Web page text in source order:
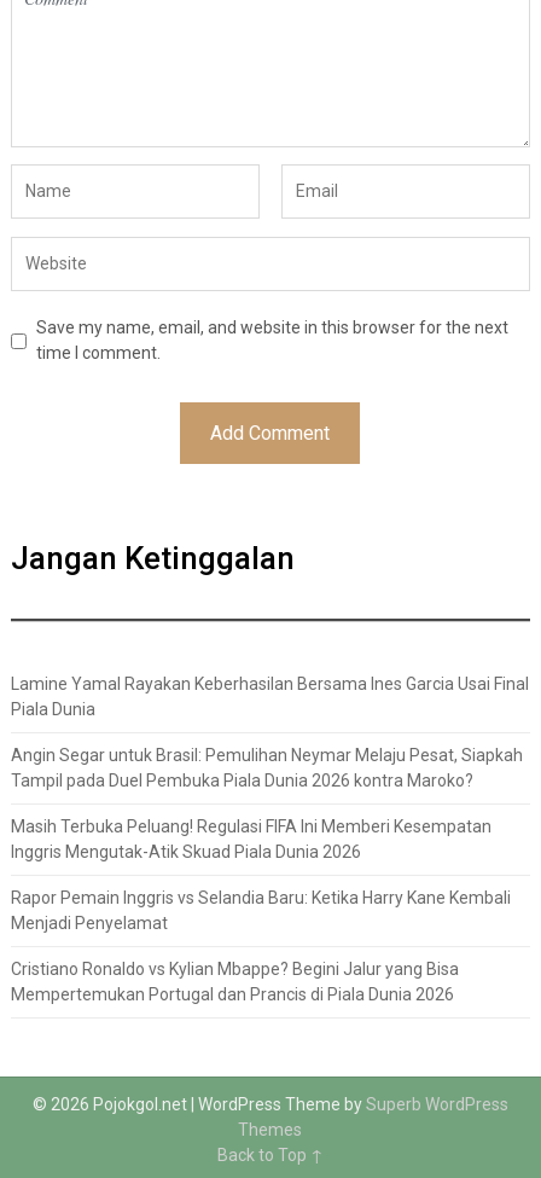
Save my name, email, and website in this browser for the next
time I comment.
Jangan Ketinggalan
Lamine Yamal Rayakan Keberhasilan Bersama Ines Garcia Usai Final
Piala Dunia
Angin Segar untuk Brasil: Pemulihan Neymar Melaju Pesat, Siapkah
Tampil pada Duel Pembuka Piala Dunia 2026 kontra Maroko?
Masih Terbuka Peluang! Regulasi FIFA Ini Memberi Kesempatan
Inggris Mengutak-Atik Skuad Piala Dunia 2026
Rapor Pemain Inggris vs Selandia Baru: Ketika Harry Kane Kembali
Menjadi Penyelamat
Cristiano Ronaldo vs Kylian Mbappe? Begini Jalur yang Bisa
Mempertemukan Portugal dan Prancis di Piala Dunia 2026
© 2026 Pojokgol.net | WordPress Theme bySuperb WordPress
Themes
Back to Top ↑